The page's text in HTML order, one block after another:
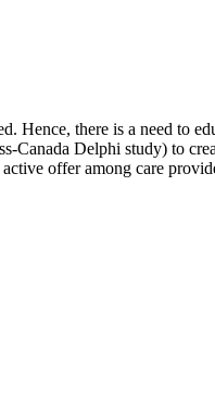
Hence, there is a need to
Canada Delphi study) to
offer among care